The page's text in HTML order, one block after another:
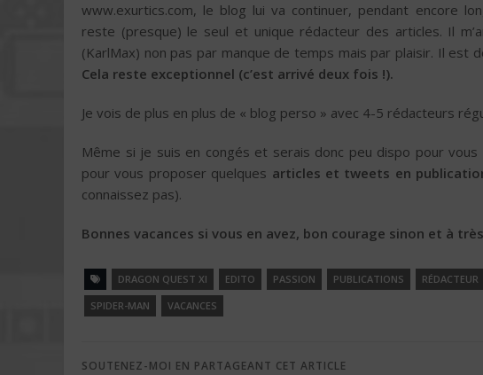
www.exurtics.com, le blog lui va continuer, pendant encore
reste (presque) le seul et unique rédacteur des articles. Il
(KarlMax) non pas par manque de temps mais par plaisir. Il est
Cela reste exceptionnel (c’est arrivé deux fois !).
Je vois de plus en plus de « blog perso » avec 4-5 rédacteurs
Même si je suis en congés et serais donc peu dispo pour
pour vous proposer quelques articles et tweets en
connaissez pas).
Bonnes vacances si vous en avez, bon courage sinon et à
DRAGON QUEST XI EDITO PASSION PUBLICATIONS RÉDACTEUR
SPIDER-MAN
VACANCES
SOUTENEZ-MOI EN PARTAGEANT CET ARTICLE